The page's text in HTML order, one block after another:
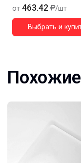
от 463.42 /шт
Выбрать и